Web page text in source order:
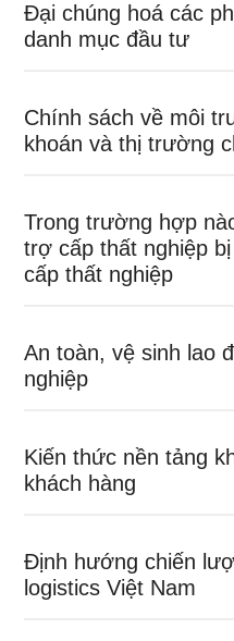
Đại chúng hoá các
danh mục đầu tư
Chính sách về môi
khoán và thị trường
Trong trường hợp
trợ cấp thất nghiệp
cấp thất nghiệp
An toàn, vệ sinh lao
nghiệp
Kiến thức nền tảng
khách hàng
Định hướng chiến
logistics Việt Nam